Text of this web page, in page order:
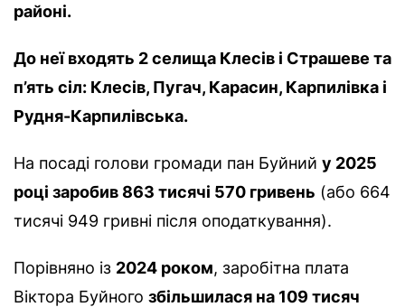
районі.
До неї входять 2 селища Клесів і Страшеве та
п’ять сіл: Клесів, Пугач, Карасин, Карпилівка і
Рудня-Карпилівська.
На посаді голови громади пан Буйний у 2025
році заробив 863 тисячі 570 гривень (або 664
тисячі 949 гривні після оподаткування).
Порівняно із 2024 роком, заробітна плата
Віктора Буйного збільшилася на 109 тисяч